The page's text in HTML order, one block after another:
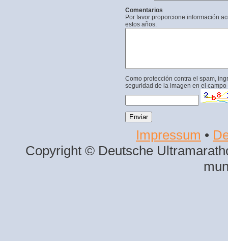
Comentarios
Por favor proporcione información
estos años.
Como protección contra el spam,
seguridad de la imagen en el campo
Impressum •
Copyright © Deutsche